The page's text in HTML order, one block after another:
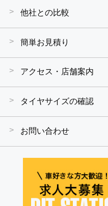
他社との比較
簡単お見積り
アクセス・店舗案内
タイヤサイズの確認
お問い合わせ